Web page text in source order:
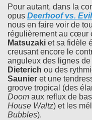
Pour autant, dans la
opus Deerhoof vs. Evil
nous en faire voir de
régulièrement au cœur
Matsuzaki et sa fidèle
creusant encore le
anguleux des lignes
Dieterich ou des
Saunier et une
groove tropical (des
Doom aux reflux de
House Waltz) et les
Bubbles).